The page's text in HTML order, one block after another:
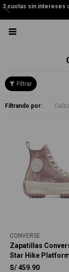
3 cuotas sin intereses

Filtrando por:
CONVERSE
Zapatillas
Star Hike
Mujer
S/ 459.90